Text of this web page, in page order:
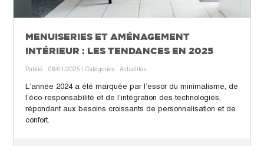
MENUISERIES ET AMÉNAGEMENT
INTÉRIEUR : LES TENDANCES EN 2025
Publié : 08/01/2025 | Catégories : Actualités
L’année 2024 a été marquée par l’essor du minimalisme, de
l’éco-responsabilité et de l’intégration des technologies,
répondant aux besoins croissants de personnalisation et de
confort.